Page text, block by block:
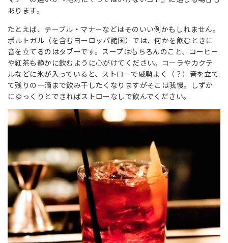
あります。
たとえば、テーブル・マナーなどはそのいい例かもしれません。
ポルトガル（を含むヨーロッパ諸国）では、何かを飲むときに
音を立てるのはタブーです。スープはもちろんのこと、コーヒー
や紅茶も静かに飲むように心がけてください。コーラやカクテ
ルなどに氷が入っていると、ストローで威勢よく（？）音を立て
て残りの一滴まで飲み干したくなりますがそこは我慢。しずか
にゆっくりとできればストローなしで飲んでください。